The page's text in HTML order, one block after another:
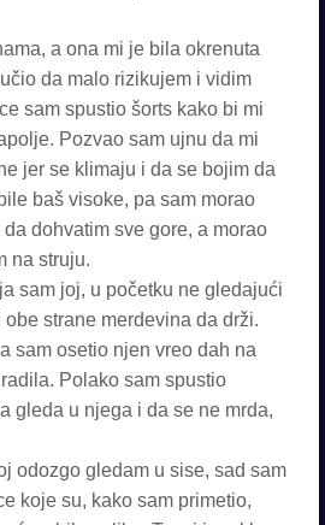
a ona mi je bila okrenuta
da malo rizikujem i vidim
sam spustio šorts kako bi mi
Pozvao sam ujnu da mi
jer se klimaju i da se bojim da
baš visoke, pa sam morao
dohvatim sve gore, a morao
na struju.
sam joj, u početku ne gledajući
strane merdevina da drži.
sam osetio njen vreo dah na
Polako sam spustio
gleda u njega i da se ne mrda,
odozgo gledam u sise, sad sam
koje su, kako sam primetio,